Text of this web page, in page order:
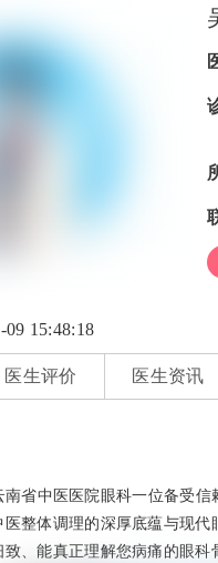
15:48:18
医生评价 医生资讯
南省中医医院眼科一位备受
医整体调理的深厚底蕴与现
、能真正理解您病痛的眼